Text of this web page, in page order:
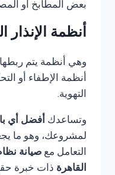
بعض المطابخ أو
أنظمة الإنذار
وهي أنظمة يتم
أنظمة الإطفاء أو
التهوية.
وتساعدك أفضل أي
لمشروعك، وهو ما
التعامل مع
القاهرة ذات خبرة